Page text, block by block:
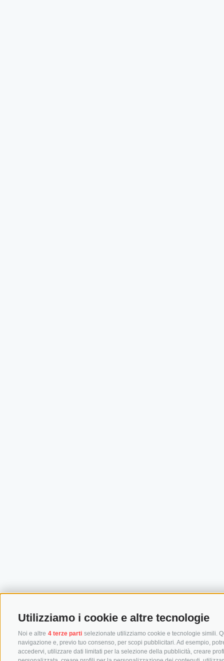
Utilizziamo i cookie e altre tecnologie
Noi e altre 4 terze parti selezionate utilizziamo cookie e tecnologie simili.
navigazione e, previo tuo consenso, per scopi pubblicitari. Ad esempio,
accedervi, utilizzare dati limitati per la selezione della pubblicità, creare